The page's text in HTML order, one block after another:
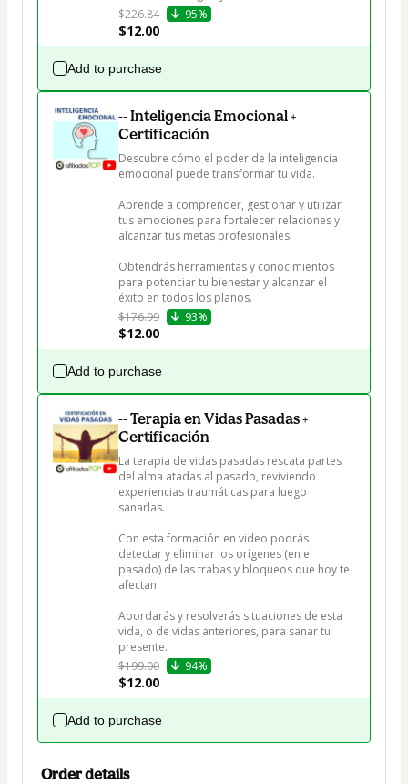
$226.84
95%
$12.00
Add to purchase
-- Inteligencia Emocional +
Certificación
Descubre cómo el poder de la inteligencia
emocional puede transformar tu vida.
Aprende a comprender, gestionar y utilizar
tus emociones para fortalecer relaciones y
alcanzar tus metas profesionales.
Obtendrás herramientas y conocimientos
para potenciar tu bienestar y alcanzar el
éxito en todos los planos.
$176.99
93%
$12.00
Add to purchase
-- Terapia en Vidas Pasadas +
Certificación
La terapia de vidas pasadas rescata partes
del alma atadas al pasado, reviviendo
experiencias traumáticas para luego
sanarlas.
Con esta formación en video podrás
detectar y eliminar los orígenes (en el
pasado) de las trabas y bloqueos que hoy te
afectan.
Abordarás y resolverás situaciones de esta
vida, o de vidas anteriores, para sanar tu
presente.
$199.00
94%
$12.00
Add to purchase
Order details